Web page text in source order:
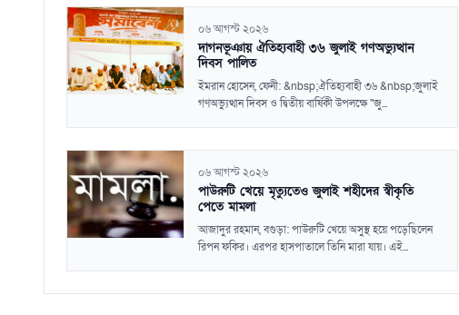
০৬ আগস্ট ২০২৬
দাগনভূঞায় ঐতিহ্যবাহী ৩৬ জুলাই গণঅভ্যুত্থান
দিবস পালিত
ইমরান হোসেন, ফেনী: &nbsp;ঐতিহ্যবাহী ৩৬ &nbsp;জুলাই
গণঅভ্যুত্থান দিবস ও দ্বিতীয় বার্ষিকী উপলক্ষে "জু...
০৬ আগস্ট ২০২৬
পাউরুটি খেয়ে মৃত্যুতেও জুলাই শহীদের স্বীকৃতি
পেতে মামলা
আজাদুর রহমান, বগুড়া: পাউরুটি খেয়ে অসুস্থ হয়ে পড়েছিলেন
রিপন ফকির। এরপর হাসপাতালে তিনি মারা যায়। এই...